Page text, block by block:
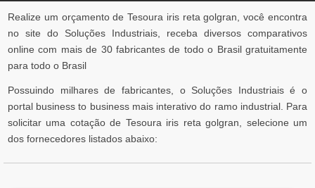
Realize um orçamento de Tesoura iris reta golgran, você encontra
no site do Soluções Industriais, receba diversos comparativos
online com mais de 30 fabricantes de todo o Brasil gratuitamente
para todo o Brasil
Possuindo milhares de fabricantes, o Soluções Industriais é o
portal business to business mais interativo do ramo industrial. Para
solicitar uma cotação de Tesoura iris reta golgran, selecione um
dos fornecedores listados abaixo: